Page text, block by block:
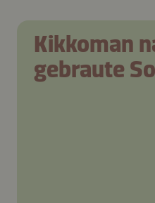
Kikkoman
gebraute